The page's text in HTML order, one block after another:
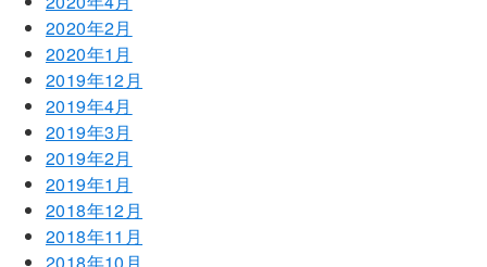
2020年2月
2020年1月
2019年12月
2019年4月
2019年3月
2019年2月
2019年1月
2018年12月
2018年11月
2018年10月